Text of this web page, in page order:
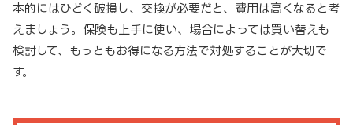
本的にはひどく破損し、交換が必要だと、費用は高くなると考
えましょう。保険も上手に使い、場合によっては買い替えも
検討して、もっともお得になる方法で対処することが大切で
す。